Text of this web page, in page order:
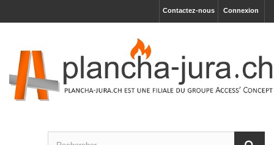
Connexion
Contactez-nous